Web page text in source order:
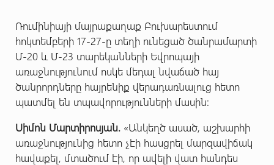
Ռումինիայի մայրաքաղաք Բուխարեստում
հոկտեմբերի 17-27-ը տեղի ունեցած ծանրամարտի
Մ-20 և Մ-23 տարեկանների Եվրոպայի
առաջնությունում ոսկե մեդալ նվաճած հայ
ծանրորդները հայրենիք վերադառնալուց հետո
պատմել են տպավորությունների մասին:
Սիմոն Մարտիրոսյան.«Անկեղծ ասած, աշխարհի
առաջնությունից հետո չէի հասցրել մարզավիճակ
հավաքել, մտածում էի, որ ավելի վատ հանդես